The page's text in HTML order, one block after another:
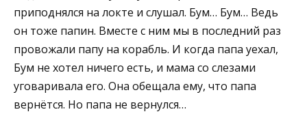
приподнялся на локте и слушал. Бум… Бум… Ведь
он тоже папин. Вместе с ним мы в последний раз
провожали папу на корабль. И когда папа уехал,
Бум не хотел ничего есть, и мама со слезами
уговаривала его. Она обещала ему, что папа
вернётся. Но папа не вернулся…